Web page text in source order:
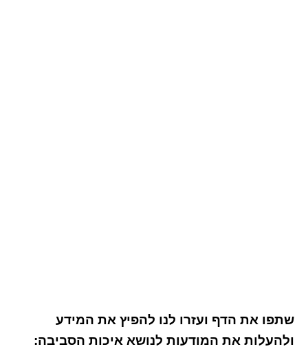
שתפו את הדף ועזרו לנו להפיץ את המידע
ולהעלות את המודעות לנושא איכות הסביבה: